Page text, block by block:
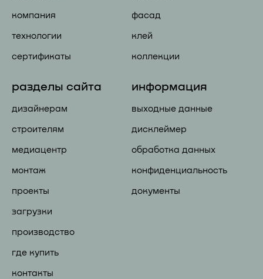
компания
технологии
сертификаты
фасад
клей
коллекции
разделы сайта
дизайнерам
строителям
медиацентр
монтаж
проекты
загрузки
производство
где купить
контакты
информация
выходные данные
дисклеймер
обработка данных
конфиденциальность
документы